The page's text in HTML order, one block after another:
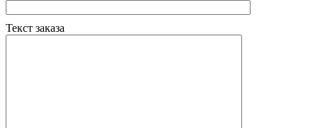
Текст заказа